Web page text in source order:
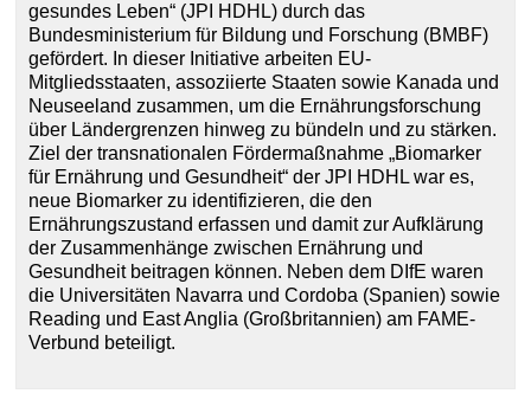
gesundes Leben“ (JPI HDHL) durch das
Bundesministerium für Bildung und Forschung (BMBF)
gefördert. In dieser Initiative arbeiten EU-
Mitgliedsstaaten, assoziierte Staaten sowie Kanada und
Neuseeland zusammen, um die Ernährungsforschung
über Ländergrenzen hinweg zu bündeln und zu stärken.
Ziel der transnationalen Fördermaßnahme „Biomarker
für Ernährung und Gesundheit“ der JPI HDHL war es,
neue Biomarker zu identifizieren, die den
Ernährungszustand erfassen und damit zur Aufklärung
der Zusammenhänge zwischen Ernährung und
Gesundheit beitragen können. Neben dem DIfE waren
die Universitäten Navarra und Cordoba (Spanien) sowie
Reading und East Anglia (Großbritannien) am FAME-
Verbund beteiligt.